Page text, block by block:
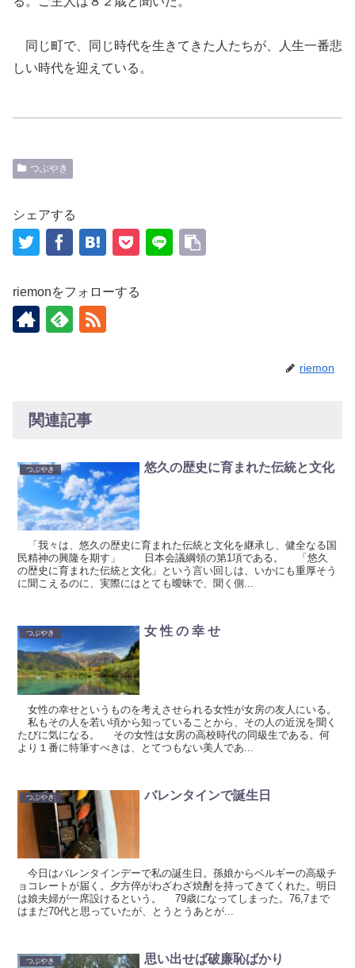
同じ町で、同じ時代を生きてきた人たちが、人生一番悲
しい時代を迎えている。
つぶやき
シェアする
riemonをフォローする
riemon
関連記事
つぶやき 悠久の歴史に育まれた伝統と文化
「我々は、悠久の歴史に育まれた伝統と文化を継承し、健全なる国
民精神の興隆を期す」 日本会議綱領の第1項である。 「悠久
の歴史に育まれた伝統と文化」という言い回しは、いかにも重厚そう
に聞こえるのに、実際にはとても曖昧で、聞く側...
つぶやき 女 性 の 幸 せ
女性の幸せというものを考えさせられる女性が女房の友人にいる。
私もその人を若い頃から知っていることから、その人の近況を聞く
たびに気になる。 その女性は女房の高校時代の同級生である。何
より１番に特筆すべきは、とてつもない美人であ...
つぶやき バレンタインで誕生日
今日はバレンタインデーで私の誕生日。孫娘からベルギーの高級チ
ョコレートが届く。夕方倅がわざわざ焼酎を持ってきてくれた。明日
は娘夫婦が一席設けるという。 79歳になってしまった。76,7まで
はまだ70代と思っていたが、とうとうあとが...
つぶやき 思い出せば破廉恥ばかり